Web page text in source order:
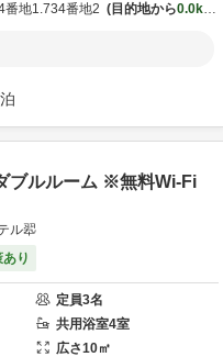
番地1.734番地2
目的地から0.0km
泊
ブルルーム ※無料Wi-Fi
ル翆
り
定員3名
共用浴室4室
広さ10㎡